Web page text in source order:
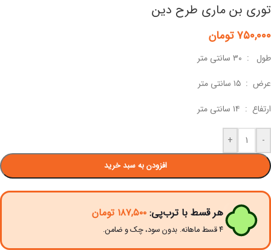
توری بن ماری طرح دین
۷۵۰,۰۰۰ تومان
طول : ۳۰ سانتی متر
عرض : ۱۵ سانتی متر
ارتفاع : ۱۴ سانتی متر
-
+
افزودن به سبد خرید
هر قسط با ترب‌پی: ۱۸۷,۵۰۰ تومان
۴ قسط ماهانه. بدون سود، چک و ضامن.